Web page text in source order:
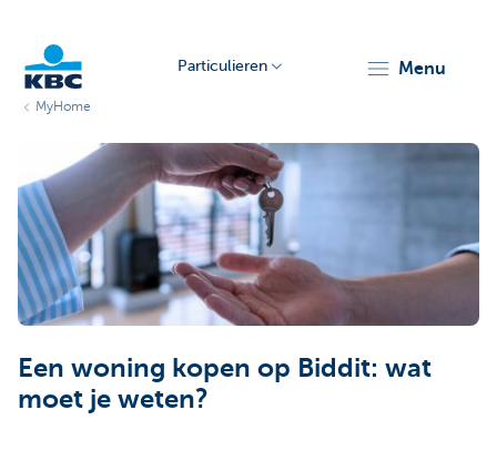
Particulieren
Particulieren menu
MyHome
Een woning kopen op Biddit: wat
moet je weten?